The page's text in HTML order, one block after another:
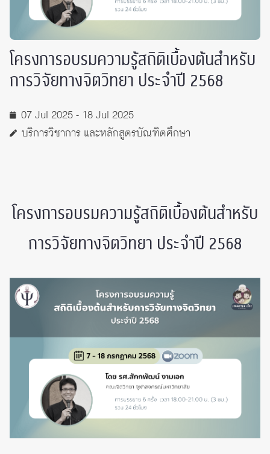
โครงการอบรมความรู้สถิติเบื้องต้นสำหรับ
การวิจัยทางจิตวิทยา ประจำปี 2568
07 Jul 2025 - 18 Jul 2025
บริการวิชาการ และหลักสูตรบัณฑิตศึกษา
โครงการอบรมความรู้สถิติเบื้องต้นสำหรับ
การวิจัยทางจิตวิทยา ประจำปี 2568